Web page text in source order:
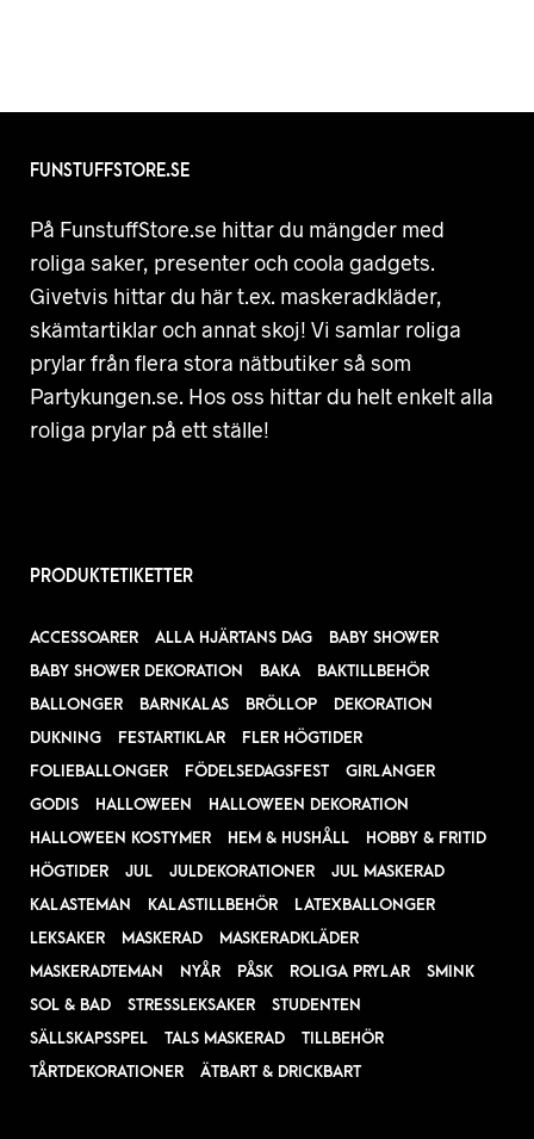
FUNSTUFFSTORE.SE
På FunstuffStore.se hittar du mängder med
roliga saker, presenter och coola gadgets.
Givetvis hittar du här t.ex. maskeradkläder,
skämtartiklar och annat skoj! Vi samlar roliga
prylar från flera stora nätbutiker så som
Partykungen.se. Hos oss hittar du helt enkelt alla
roliga prylar på ett ställe!
PRODUKTETIKETTER
ACCESSOARER ALLA HJÄRTANS DAG
BABY SHOWER
BABY SHOWER DEKORATION
BAKA
BAKTILLBEHÖR
BALLONGER
BARNKALAS BRÖLLOP
DEKORATION
DUKNING
FESTARTIKLAR
FLER HÖGTIDER
FOLIEBALLONGER
FÖDELSEDAGSFEST
GIRLANGER
GODIS
HALLOWEEN
HALLOWEEN DEKORATION
HALLOWEEN KOSTYMER
HEM & HUSHÅLL
HOBBY & FRITID
HÖGTIDER
JUL JULDEKORATIONER
JUL MASKERAD
KALASTEMAN
KALASTILLBEHÖR
LATEXBALLONGER
LEKSAKER
MASKERAD
MASKERADKLÄDER
MASKERADTEMAN
NYÅR PÅSK ROLIGA PRYLAR
SMINK
SOL & BAD
STRESSLEKSAKER
STUDENTEN
SÄLLSKAPSSPEL
TALS MASKERAD
TILLBEHÖR
TÅRTDEKORATIONER
ÄTBART & DRICKBART